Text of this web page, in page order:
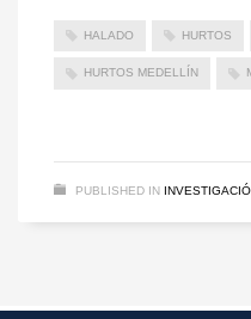
HALADO HURTOS
HURTOS MEDELLÍN
PUBLISHED IN